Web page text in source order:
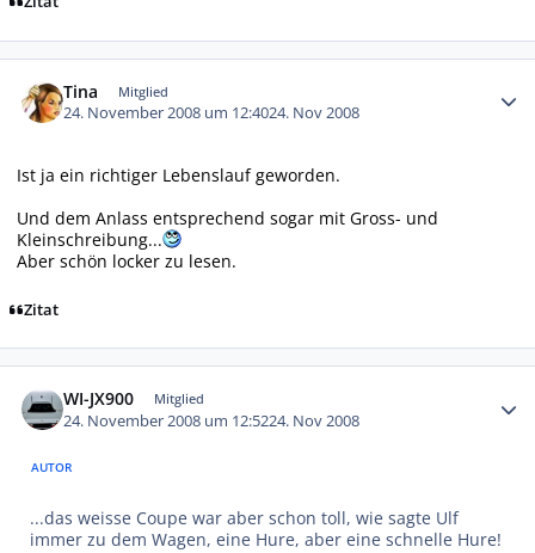
Tina Mitglied
24. November 2008 um 12:4024. Nov 2008
Ist ja ein richtiger Lebenslauf geworden.
Und dem Anlass entsprechend sogar mit Gross- und
Kleinschreibung...
Aber schön locker zu lesen.
Zitat
WI-JX900 Mitglied
24. November 2008 um 12:5224. Nov 2008
AUTOR
...das weisse Coupe war aber schon toll, wie sagte Ulf
immer zu dem Wagen, eine Hure, aber eine schnelle Hure!